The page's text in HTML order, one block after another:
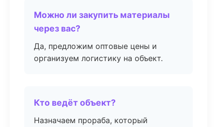
Можно ли закупить материалы
через вас?
Да, предложим оптовые цены и
организуем логистику на объект.
Кто ведёт объект?
Назначаем прораба, который